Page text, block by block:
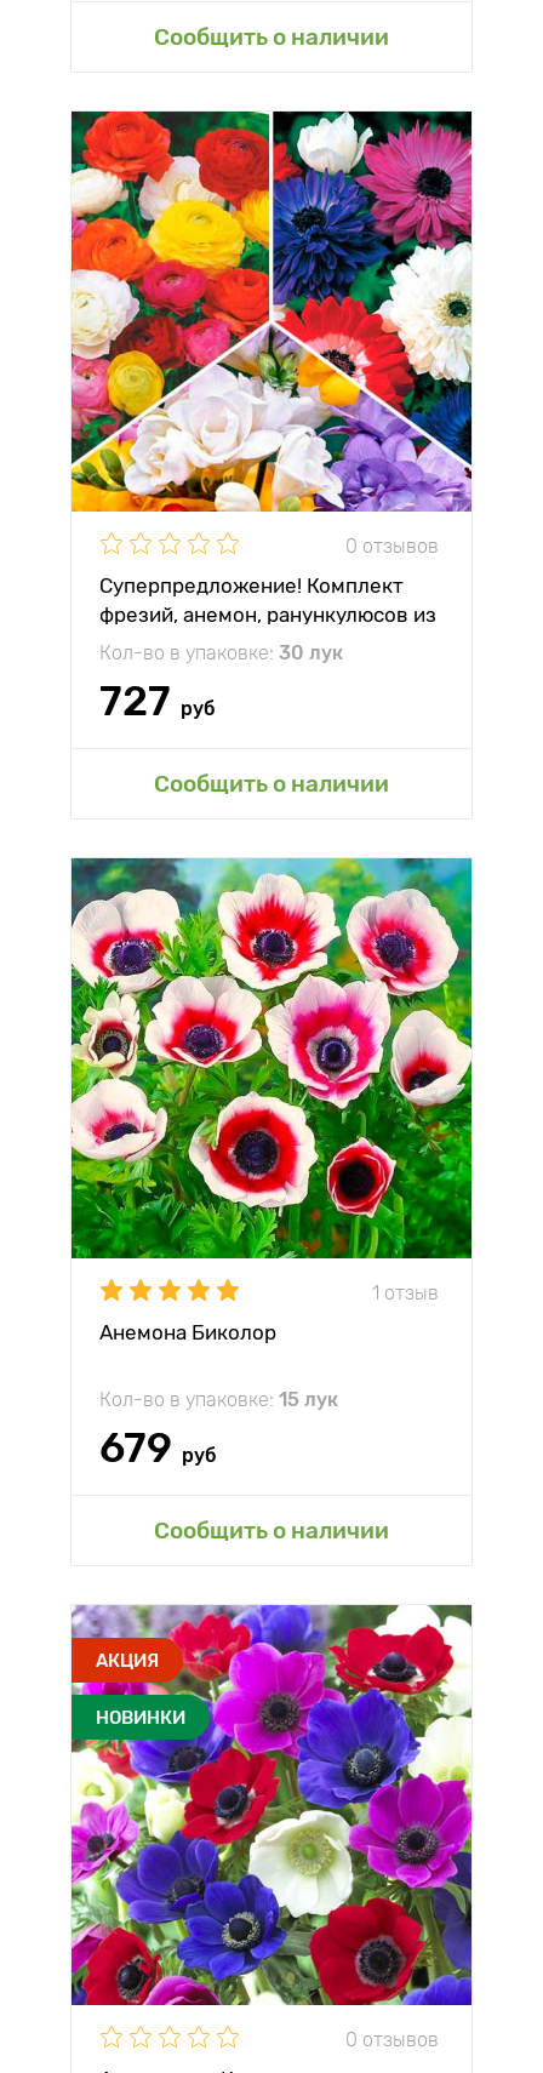
Сообщить о наличии
0 отзывов
Суперпредложение! Комплект
фрезий, анемон, ранункулюсов из
30-ти луковиц
Кол-во в упаковке: 30 лук
727 руб
Сообщить о наличии
1 отзыв
Анемона Биколор
Кол-во в упаковке: 15 лук
679 руб
Сообщить о наличии
АКЦИЯ
НОВИНКИ
0 отзывов